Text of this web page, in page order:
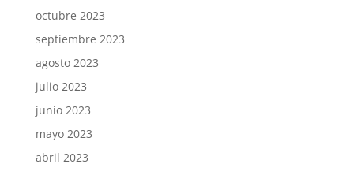
octubre 2023
septiembre 2023
agosto 2023
julio 2023
junio 2023
mayo 2023
abril 2023